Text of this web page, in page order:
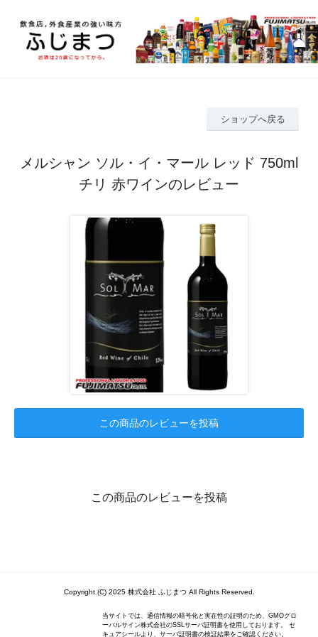
ショップへ戻る
メルシャン ソル・イ・マール レッド 750ml
チリ 赤ワインのレビュー
この商品のレビューを投稿
この商品のレビューを投稿
Copyright (C) 2025 株式会社 ふじまつ All Rights Reserved.
当サイトでは、通信情報の暗号化と実在性の証明のため、GMOグロ
ーバルサイン株式会社のSSLサーバ証明書を使用しております。 セ
キュアシールより、サーバ証明書の検証結果をご確認ください。